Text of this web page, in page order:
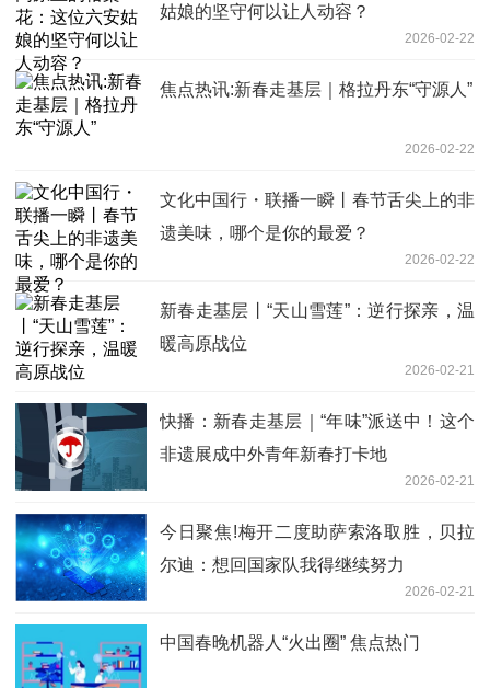
姑娘的坚守何以让人动容？
2026-02-22
焦点热讯:新春走基层｜格拉丹东“守源人”
2026-02-22
文化中国行・联播一瞬丨春节舌尖上的非
遗美味，哪个是你的最爱？
2026-02-22
新春走基层丨“天山雪莲”：逆行探亲，温
暖高原战位
2026-02-21
快播：新春走基层｜“年味”派送中！这个
非遗展成中外青年新春打卡地
2026-02-21
今日聚焦!梅开二度助萨索洛取胜，贝拉
尔迪：想回国家队我得继续努力
2026-02-21
中国春晚机器人“火出圈” 焦点热门